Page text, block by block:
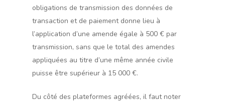
obligations de transmission des données de
transaction et de paiement donne lieu à
l’application d’une amende égale à 500 € par
transmission, sans que le total des amendes
appliquées au titre d’une même année civile
puisse être supérieur à 15 000 €.
Du côté des plateformes agréées, il faut noter